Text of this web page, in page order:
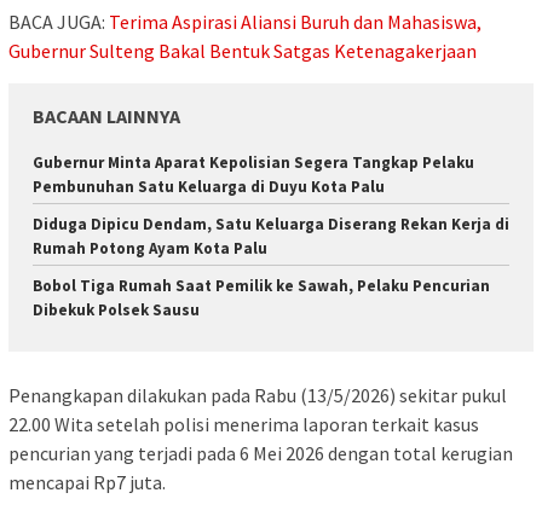
BACA JUGA: Terima Aspirasi Aliansi Buruh dan Mahasiswa,
Gubernur Sulteng Bakal Bentuk Satgas Ketenagakerjaan
BACAAN LAINNYA
Gubernur Minta Aparat Kepolisian Segera Tangkap Pelaku
Pembunuhan Satu Keluarga di Duyu Kota Palu
Diduga Dipicu Dendam, Satu Keluarga Diserang Rekan Kerja di
Rumah Potong Ayam Kota Palu
Bobol Tiga Rumah Saat Pemilik ke Sawah, Pelaku Pencurian
Dibekuk Polsek Sausu
Penangkapan dilakukan pada Rabu (13/5/2026) sekitar pukul
22.00 Wita setelah polisi menerima laporan terkait kasus
pencurian yang terjadi pada 6 Mei 2026 dengan total kerugian
mencapai Rp7 juta.